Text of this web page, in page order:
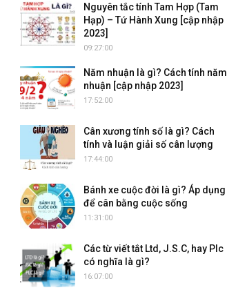
Nguyên tắc tính Tam Hợp (Tam
Hạp) – Tứ Hành Xung [cập nhập
2023]
09:27:00
Năm nhuận là gì? Cách tính năm
nhuận [cập nhập 2023]
17:52:00
Cân xương tính số là gì? Cách
tính và luận giải số cân lượng
17:44:00
Bánh xe cuộc đời là gì? Áp dụng
để cân bằng cuộc sống
11:31:00
Các từ viết tắt Ltd, J.S.C, hay Plc
có nghĩa là gì?
16:07:00